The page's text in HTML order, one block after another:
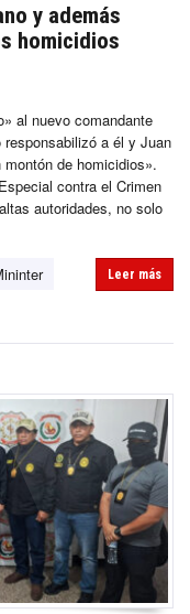
y además
homicidios
al nuevo comandante
a él y Juan
de homicidios».
contra el Crimen
autoridades, no solo
Leer más